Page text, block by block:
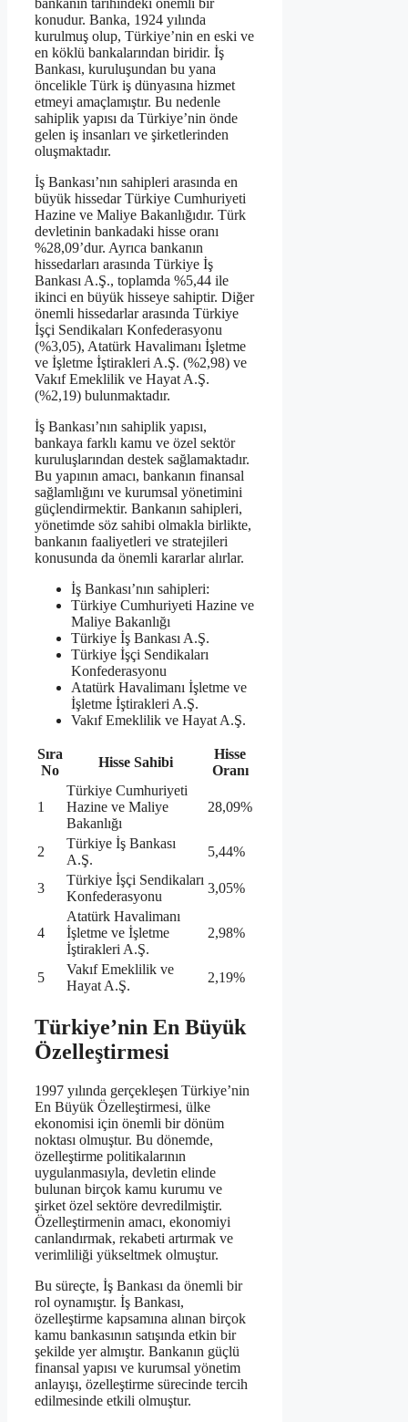
konudur. Banka, 1924 yılında
kurulmuş olup, Türkiye’nin en eski ve
en köklü bankalarından biridir. İş
Bankası, kuruluşundan bu yana
öncelikle Türk iş dünyasına hizmet
etmeyi amaçlamıştır. Bu nedenle
sahiplik yapısı da Türkiye’nin önde
gelen iş insanları ve şirketlerinden
oluşmaktadır.
İş Bankası’nın sahipleri arasında en
büyük hissedar Türkiye Cumhuriyeti
Hazine ve Maliye Bakanlığıdır. Türk
devletinin bankadaki hisse oranı
%28,09’dur. Ayrıca bankanın
hissedarları arasında Türkiye İş
Bankası A.Ş., toplamda %5,44 ile
ikinci en büyük hisseye sahiptir. Diğer
önemli hissedarlar arasında Türkiye
İşçi Sendikaları Konfederasyonu
(%3,05), Atatürk Havalimanı İşletme
ve İşletme İştirakleri A.Ş. (%2,98) ve
Vakıf Emeklilik ve Hayat A.Ş.
(%2,19) bulunmaktadır.
İş Bankası’nın sahiplik yapısı,
bankaya farklı kamu ve özel sektör
kuruluşlarından destek sağlamaktadır.
Bu yapının amacı, bankanın finansal
sağlamlığını ve kurumsal yönetimini
güçlendirmektir. Bankanın sahipleri,
yönetimde söz sahibi olmakla birlikte,
bankanın faaliyetleri ve stratejileri
konusunda da önemli kararlar alırlar.
İş Bankası’nın sahipleri:
Türkiye Cumhuriyeti Hazine ve
Maliye Bakanlığı
Türkiye İş Bankası A.Ş.
Türkiye İşçi Sendikaları
Konfederasyonu
Atatürk Havalimanı İşletme ve
İşletme İştirakleri A.Ş.
Vakıf Emeklilik ve Hayat A.Ş.
Sıra
No
Hisse Sahibi
Hisse
Oranı
1
Türkiye Cumhuriyeti
Hazine ve Maliye
Bakanlığı
28,09%
2
Türkiye İş Bankası
A.Ş.
5,44%
3
Türkiye İşçi Sendikaları
Konfederasyonu
3,05%
4
Atatürk Havalimanı
İşletme ve İşletme
İştirakleri A.Ş.
2,98%
5
Vakıf Emeklilik ve
Hayat A.Ş.
2,19%
Türkiye’nin En Büyük
Özelleştirmesi
1997 yılında gerçekleşen Türkiye’nin
En Büyük Özelleştirmesi, ülke
ekonomisi için önemli bir dönüm
noktası olmuştur. Bu dönemde,
özelleştirme politikalarının
uygulanmasıyla, devletin elinde
bulunan birçok kamu kurumu ve
şirket özel sektöre devredilmiştir.
Özelleştirmenin amacı, ekonomiyi
canlandırmak, rekabeti artırmak ve
verimliliği yükseltmek olmuştur.
Bu süreçte, İş Bankası da önemli bir
rol oynamıştır. İş Bankası,
özelleştirme kapsamına alınan birçok
kamu bankasının satışında etkin bir
şekilde yer almıştır. Bankanın güçlü
finansal yapısı ve kurumsal yönetim
anlayışı, özelleştirme sürecinde tercih
edilmesinde etkili olmuştur.